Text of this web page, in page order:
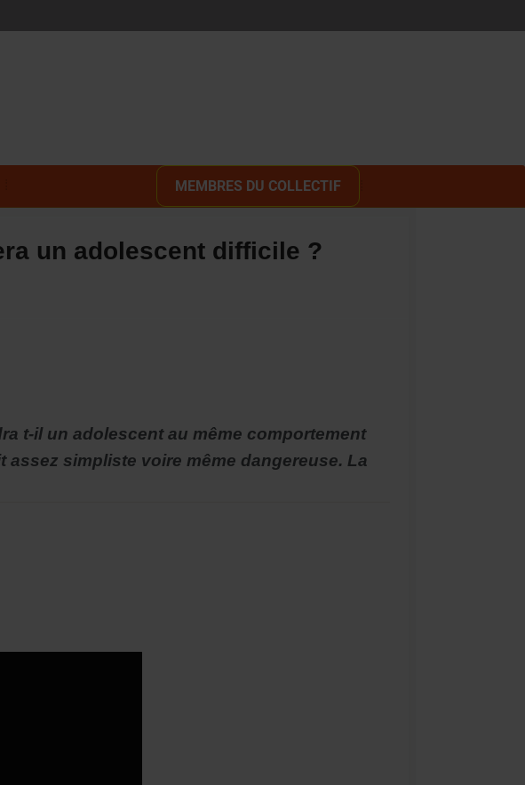
MEMBRES DU COLLECTIF
un adolescent difficile ?
t-il un adolescent au même comportement
simpliste voire même dangereuse. La